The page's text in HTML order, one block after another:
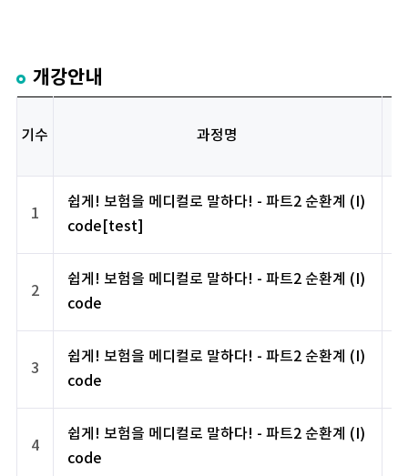
개강안내
기수 과정명
1
쉽게! 보험을 메디컬로 말하다! - 파트2 순환계 (I)
code[test]
2
쉽게! 보험을 메디컬로 말하다! - 파트2 순환계 (I)
code
3
쉽게! 보험을 메디컬로 말하다! - 파트2 순환계 (I)
code
4
쉽게! 보험을 메디컬로 말하다! - 파트2 순환계 (I)
code